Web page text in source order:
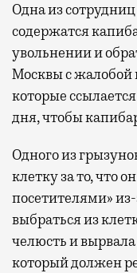
Современный
с собой не только
А ожидание рейса
не в потерянное
спокойно
активности в
забронировать
Одна из
содержатся
увольнении и
Москвы с жалобой
которые
дня, чтобы
Одного из
клетку за то, что
посетителями»
выбраться из
челюсть и
который должен